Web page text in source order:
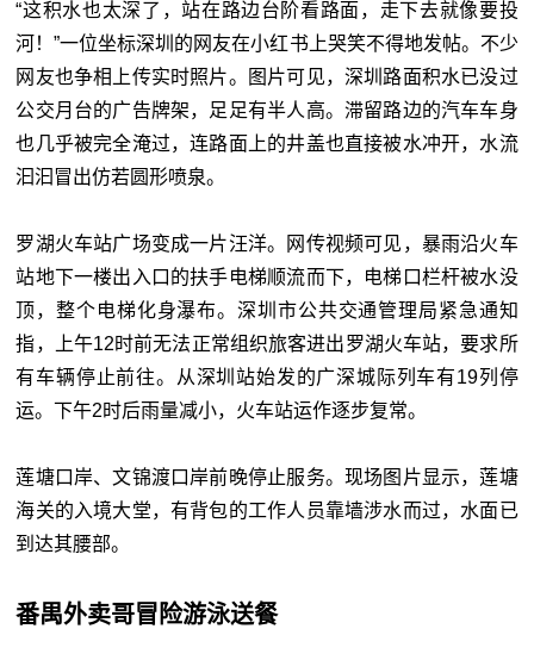
“这积水也太深了，站在路边台阶看路面，走下去就像要投
河！”一位坐标深圳的网友在小红书上哭笑不得地发帖。不少
网友也争相上传实时照片。图片可见，深圳路面积水已没过
公交月台的广告牌架，足足有半人高。滞留路边的汽车车身
也几乎被完全淹过，连路面上的井盖也直接被水冲开，水流
汩汩冒出仿若圆形喷泉。
罗湖火车站广场变成一片汪洋。网传视频可见，暴雨沿火车
站地下一楼出入口的扶手电梯顺流而下，电梯口栏杆被水没
顶，整个电梯化身瀑布。深圳市公共交通管理局紧急通知
指，上午12时前无法正常组织旅客进出罗湖火车站，要求所
有车辆停止前往。从深圳站始发的广深城际列车有19列停
运。下午2时后雨量减小，火车站运作逐步复常。
莲塘口岸、文锦渡口岸前晚停止服务。现场图片显示，莲塘
海关的入境大堂，有背包的工作人员靠墙涉水而过，水面已
到达其腰部。
番禺外卖哥冒险游泳送餐